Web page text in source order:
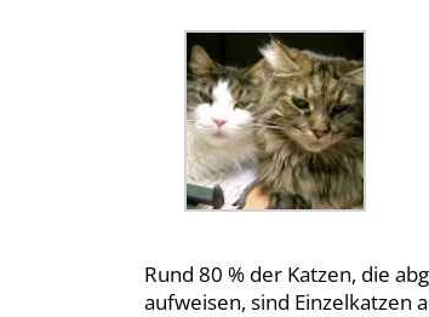
Rund 80 % der Katzen, die
aufweisen, sind Einzelkatzen